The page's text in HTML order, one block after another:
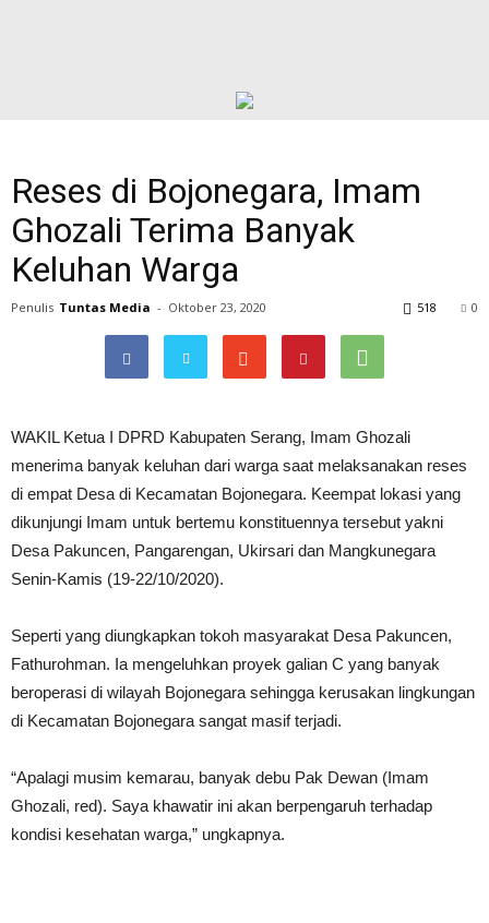
Reses di Bojonegara, Imam
Ghozali Terima Banyak
Keluhan Warga
Penulis Tuntas Media - Oktober 23, 2020 0
518
WAKIL Ketua I DPRD Kabupaten Serang, Imam Ghozali
menerima banyak keluhan dari warga saat melaksanakan reses
di empat Desa di Kecamatan Bojonegara. Keempat lokasi yang
dikunjungi Imam untuk bertemu konstituennya tersebut yakni
Desa Pakuncen, Pangarengan, Ukirsari dan Mangkunegara
Senin-Kamis (19-22/10/2020).
Seperti yang diungkapkan tokoh masyarakat Desa Pakuncen,
Fathurohman. Ia mengeluhkan proyek galian C yang banyak
beroperasi di wilayah Bojonegara sehingga kerusakan lingkungan
di Kecamatan Bojonegara sangat masif terjadi.
“Apalagi musim kemarau, banyak debu Pak Dewan (Imam
Ghozali, red). Saya khawatir ini akan berpengaruh terhadap
kondisi kesehatan warga,” ungkapnya.